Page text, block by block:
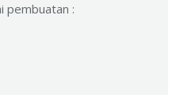
pembuatan :